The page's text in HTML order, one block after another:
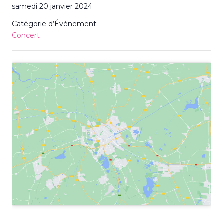
samedi 20 janvier 2024
Catégorie d’Évènement:
Concert